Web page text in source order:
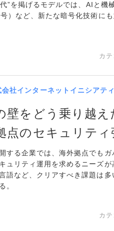
”を掲げるモデルでは、AIと機
）など、新たな暗号化技術に
カテ
会社インターネットイニシアテ
壁をどう乗り越
点のセキュリティ
する企業では、海外拠点でもガ
ュリティ運用を求めるニーズ
語など、クリアすべき課題は多
。
カテ